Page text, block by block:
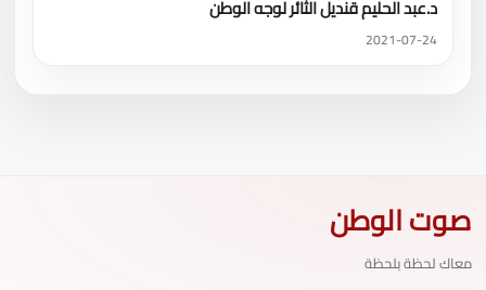
د.عبد الحليم قنديل الثائر لوجه الوطن
2021-07-24
صوت الوطن
معاك لحظة بلحظة